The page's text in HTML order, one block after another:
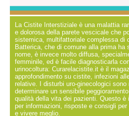
La Cistite Interstiziale è una malattia
e dolorosa della parete vescicale che
sistemica, multifattoriale complessa di
Batterica, che di comune alla prima ha
nome, è invece molto diffusa,
femminile, ed è facile diagnosticarla
urinocoltura: Curarelacistite.it è il
approfondimento su cistite, infezioni
relative. I disturbi uro-ginecologici
determinare un sensibile
qualità della vita dei pazienti. Questo
per informazioni, risposte e consigli
e vivere meglio.